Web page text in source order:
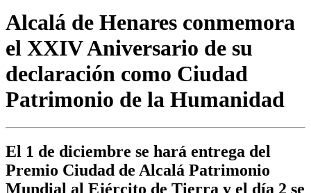
Alcalá de Henares conmemora
el XXIV Aniversario de su
declaración como Ciudad
Patrimonio de la Humanidad
El 1 de diciembre se hará entrega del
Premio Ciudad de Alcalá Patrimonio
Mundial al Ejército de Tierra y el día 2 se